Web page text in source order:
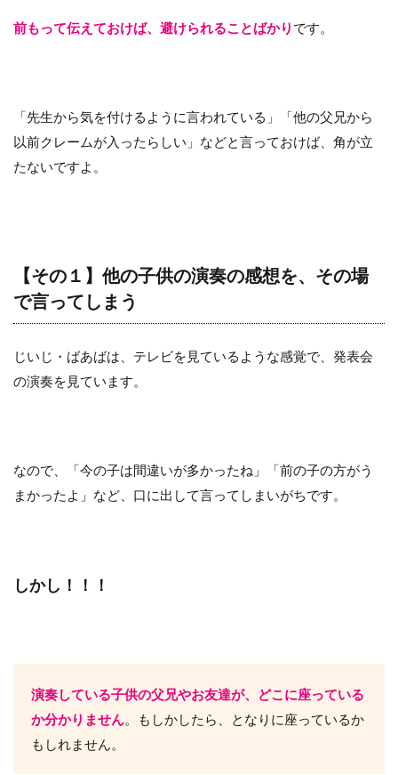
前もって伝えておけば、避けられることばかり です。
「先生から気を付けるように言われている」「他の父兄から
以前クレームが入ったらしい」などと言っておけば、角が立
たないですよ。
【その１】他の子供の演奏の感想を、その場
で言ってしまう
じいじ・ばあばは、テレビを見ているような感覚で、発表会
の演奏を見ています。
なので、「今の子は間違いが多かったね」「前の子の方がう
まかったよ」など、口に出して言ってしまいがちです。
しかし！！！
演奏している子供の父兄やお友達が、どこに座っている
か分かりません。もしかしたら、となりに座っているか
もしれません。